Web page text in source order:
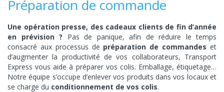
Préparation de commande
Une opération presse, des cadeaux clients de fin d’année
en prévision ? Pas de panique, afin de réduire le temps
consacré aux processus de préparation de commandes et
d’augmenter la productivité de vos collaborateurs, Transport
Express vous aide à préparer vos colis. Emballage, étiquetage…
Notre équipe s’occupe d’enlever vos produits dans vos locaux et
se charge du conditionnement de vos colis.